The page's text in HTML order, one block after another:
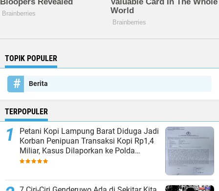
TOPIK POPULER
Berita
TERPOPULER
Petani Kopi Lampung Barat Diduga Jadi
Korban Penipuan Transaksi Kopi Rp1,4
Miliar, Kasus Dilaporkan ke Polda
Lampung